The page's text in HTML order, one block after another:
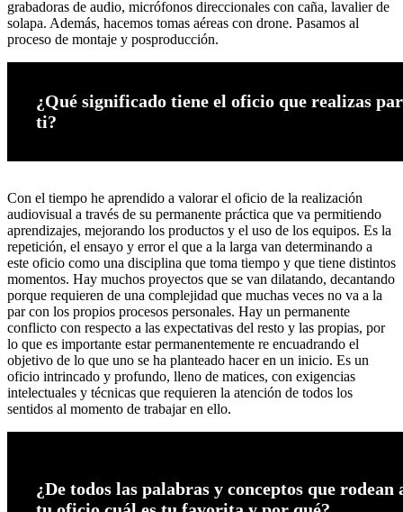
grabadoras de audio, micrófonos direccionales con caña, lavalier de
solapa. Además, hacemos tomas aéreas con drone. Pasamos al
proceso de montaje y posproducción.
¿Qué significado tiene el oficio que realizas
ti?
Con el tiempo he aprendido a valorar el oficio de la realización
audiovisual a través de su permanente práctica que va permitiendo
aprendizajes, mejorando los productos y el uso de los equipos. Es la
repetición, el ensayo y error el que a la larga van determinando a
este oficio como una disciplina que toma tiempo y que tiene distintos
momentos. Hay muchos proyectos que se van dilatando, decantando
porque requieren de una complejidad que muchas veces no va a la
par con los propios procesos personales. Hay un permanente
conflicto con respecto a las expectativas del resto y las propias, por
lo que es importante estar permanentemente re encuadrando el
objetivo de lo que uno se ha planteado hacer en un inicio. Es un
oficio intrincado y profundo, lleno de matices, con exigencias
intelectuales y técnicas que requieren la atención de todos los
sentidos al momento de trabajar en ello.
¿De todos las palabras y conceptos que rodean